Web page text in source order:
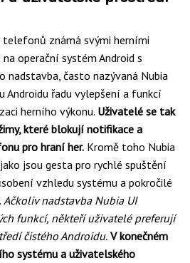
telefonů známá svými herními
operační systém Android s
nadstavba, často nazývaná Nubia
Androidu řadu vylepšení a funkcí
herního výkonu. Uživatelé se tak
které blokují notifikace a
pro hraní her. Kromě toho Nubia
jsou gesta pro rychlé spuštění
vzhledu systému a pokročilé
Ačkoliv nadstavba Nubia UI
funkcí, někteří uživatelé preferují
čistého Androidu. V konečném
systému a uživatelského